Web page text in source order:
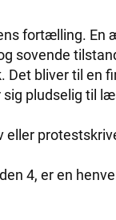
fortælling. En
sovende
Det bliver til en
pludselig til
eller
4, er en